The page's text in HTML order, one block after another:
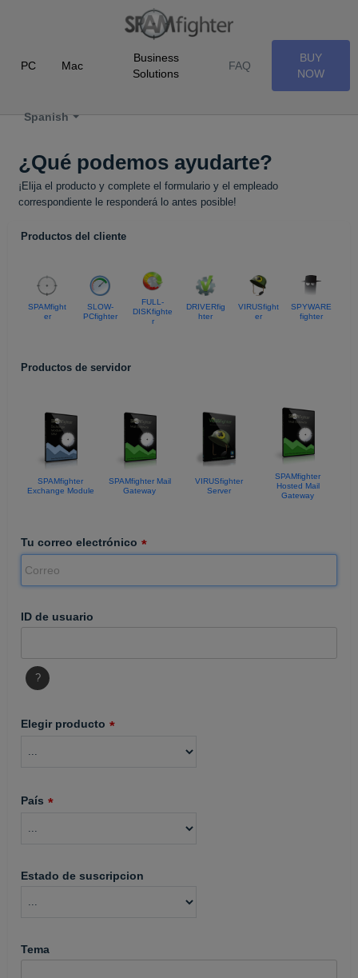
PC Mac
Business
Solutions
FAQ
BUY
NOW
Spanish
¿Qué podemos ayudarte?
¡Elija el producto y complete el formulario y el empleado
correspondiente le responderá lo antes posible!
Productos del cliente
SPAMfight
er
SLOW-
PCfighter
FULL-
DISKfighte
r
DRIVERfig
hter
VIRUSfight
er
SPYWARE
fighter
Productos de servidor
SPAMfighter
Exchange Module
SPAMfighter Mail
Gateway
VIRUSfighter
Server
SPAMfighter
Hosted Mail
Gateway
Tu correo electrónico
ID de usuario
?
Elegir producto
País
Estado de suscripcion
Tema